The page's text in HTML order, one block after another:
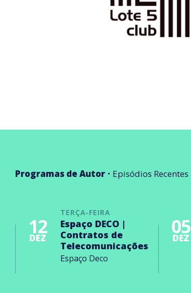
Programas de Autor Episódios Recentes
TERÇA-FEIRA
12
DEZ
Espaço DECO |
Contratos de
Telecomunicações
Espaço Deco
05
DEZ